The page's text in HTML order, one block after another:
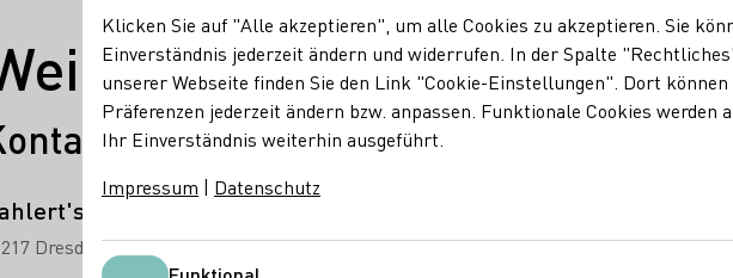
Weinmanufaktur
Dresden-Plauen Ackermannstraße 15 Sachsen Deutschland
Klicken Sie auf "Alle akzeptieren", um alle Cookies zu akzeptieren. Sie
Einverständnis jederzeit ändern und widerrufen. In der Spalte
unserer Webseite finden Sie den Link "Cookie-Einstellungen". Dort können
Präferenzen jederzeit ändern bzw. anpassen. Funktionale Cookies werden
Ihr Einverständnis weiterhin ausgeführt.
Impressum | Datenschutz